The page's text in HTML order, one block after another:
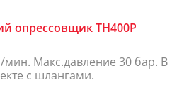
опрессовщик TH400P
Макс.давление 30 бар. В
с шлангами.